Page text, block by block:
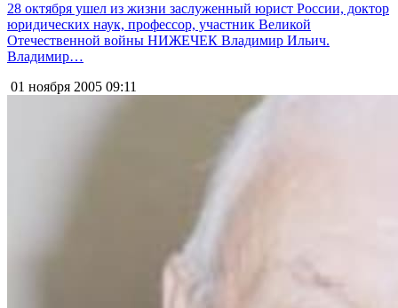
28 октября ушел из жизни заслуженный юрист России, доктор
юридических наук, профессор, участник Великой
Отечественной войны НИЖЕЧЕК Владимир Ильич.
Владимир…
01 ноября 2005 09:11